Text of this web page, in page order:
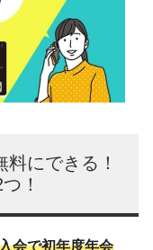
にできる！
！
会で初年度年会